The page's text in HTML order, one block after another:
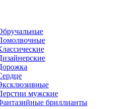
мужские
бриллианты